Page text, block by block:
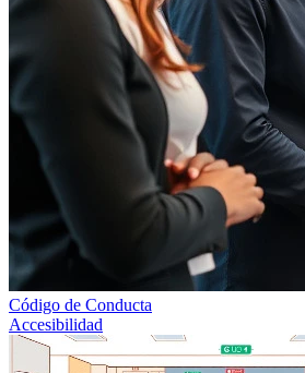
Código de Conducta
Accesibilidad